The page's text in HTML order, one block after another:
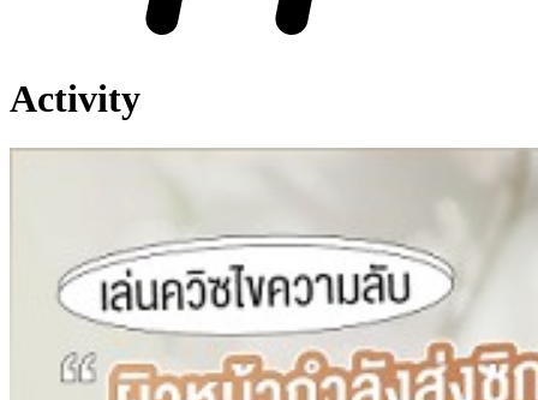
Activity